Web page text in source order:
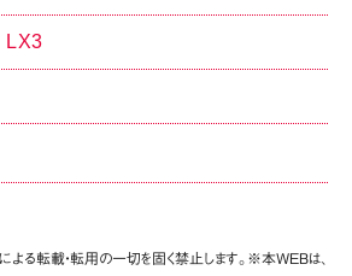
LX3
る転載・転用の一切を固く禁止します。※本WEBは、